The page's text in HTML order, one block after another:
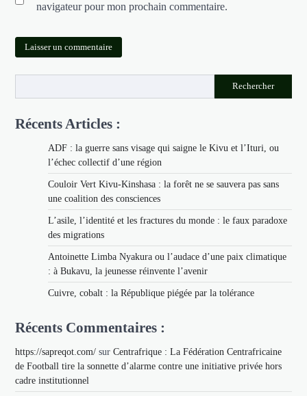
navigateur pour mon prochain commentaire.
Rechercher
Récents Articles :
ADF : la guerre sans visage qui saigne le Kivu et l’Ituri, ou
l’échec collectif d’une région
Couloir Vert Kivu-Kinshasa : la forêt ne se sauvera pas sans
une coalition des consciences
L’asile, l’identité et les fractures du monde : le faux paradoxe
des migrations
Antoinette Limba Nyakura ou l’audace d’une paix climatique
: à Bukavu, la jeunesse réinvente l’avenir
Cuivre, cobalt : la République piégée par la tolérance
Récents Commentaires :
https://sapreqot.com/ surCentrafrique : La Fédération Centrafricaine
de Football tire la sonnette d’alarme contre une initiative privée hors
cadre institutionnel